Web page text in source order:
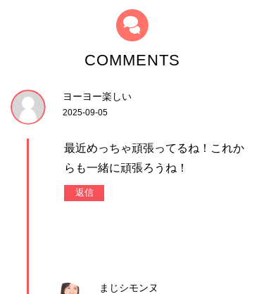
COMMENTS
ヨーヨー楽しい
2025-09-05
最近めっちゃ頑張ってるね！これか
らも一緒に頑張ろうね！
返信
まじシモンヌ